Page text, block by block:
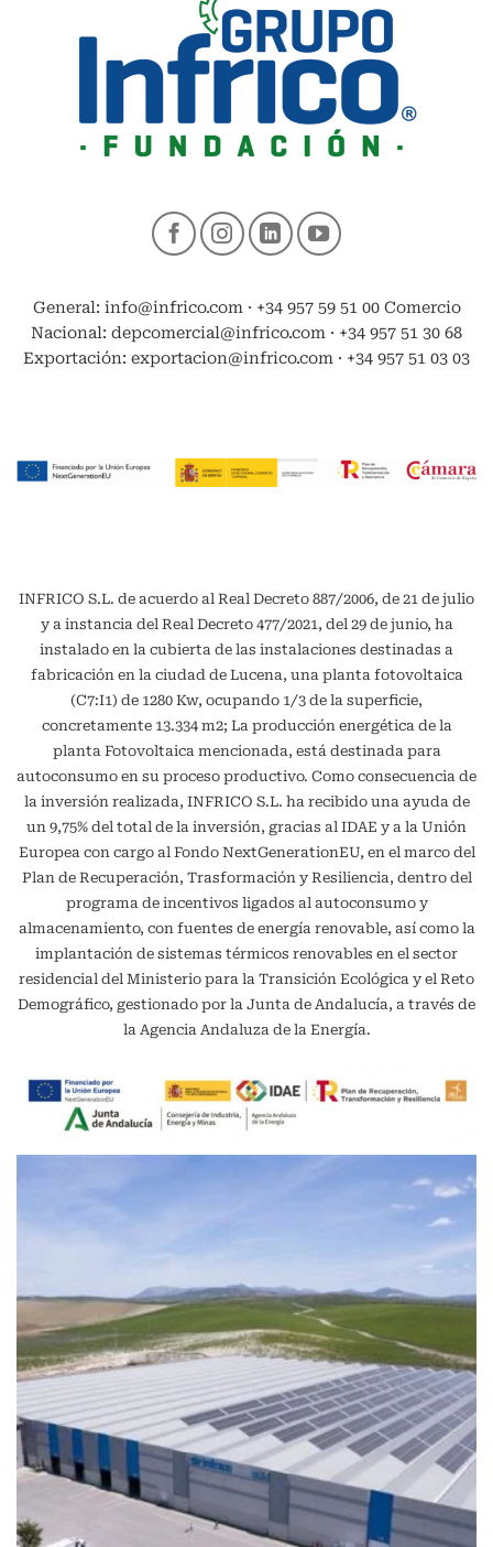
General: info@infrico.com · +34 957 59 51 00 Comercio
Nacional: depcomercial@infrico.com · +34 957 51 30 68
Exportación: exportacion@infrico.com · +34 957 51 03 03
INFRICO S.L. de acuerdo al Real Decreto 887/2006, de 21 de julio
y a instancia del Real Decreto 477/2021, del 29 de junio, ha
instalado en la cubierta de las instalaciones destinadas a
fabricación en la ciudad de Lucena, una planta fotovoltaica
(C7:I1) de 1280 Kw, ocupando 1/3 de la superficie,
concretamente 13.334 m2; La producción energética de la
planta Fotovoltaica mencionada, está destinada para
autoconsumo en su proceso productivo. Como consecuencia de
la inversión realizada, INFRICO S.L. ha recibido una ayuda de
un 9,75% del total de la inversión, gracias al IDAE y a la Unión
Europea con cargo al Fondo NextGenerationEU, en el marco del
Plan de Recuperación, Trasformación y Resiliencia, dentro del
programa de incentivos ligados al autoconsumo y
almacenamiento, con fuentes de energía renovable, así como la
implantación de sistemas térmicos renovables en el sector
residencial del Ministerio para la Transición Ecológica y el Reto
Demográfico, gestionado por la Junta de Andalucía, a través de
la Agencia Andaluza de la Energía.